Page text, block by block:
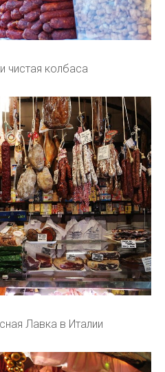
чистая колбаса
Лавка в Италии